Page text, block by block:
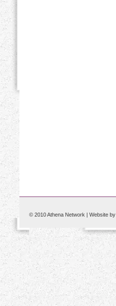
© 2010 Athena Network | Website by